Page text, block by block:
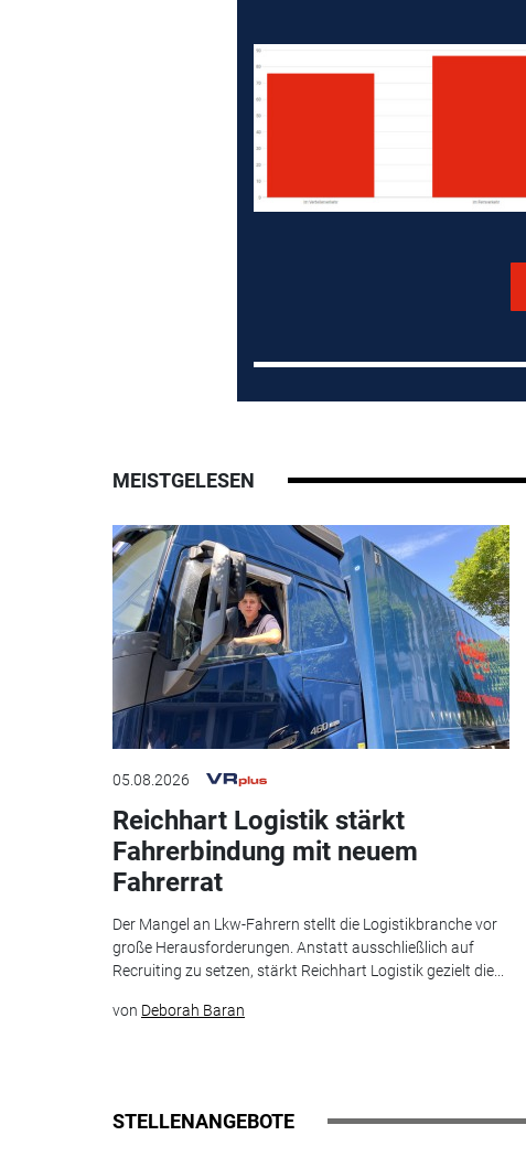
MEISTGELESEN
05.08.2026
Reichhart Logistik stärkt
Fahrerbindung mit neuem
Fahrerrat
Der Mangel an Lkw-Fahrern stellt die Logistikbranche vor
große Herausforderungen. Anstatt ausschließlich auf
Recruiting zu setzen, stärkt Reichhart Logistik gezielt die...
von Deborah Baran
STELLENANGEBOTE